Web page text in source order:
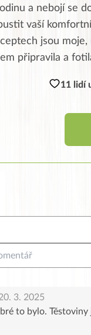
a nebojí se
vaší
jsou
připravila a
11 lidí
3. 2025
to bylo. Těstoviny